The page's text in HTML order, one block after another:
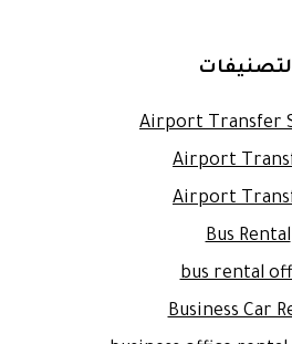
Airport Transfer
Airport
Airport
Bus Rental
bus rental
Business Car